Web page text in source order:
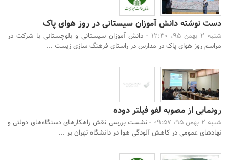
دست نوشته دانش آموزان سیستانی در روز هوای پاک
شنبه 2 بهمن 95، 12:30 -
دانش آموزان سیستانی و بلوچستانی با شرکت در
مراسم روز هوای پاک در مدارس در راستای فرهنگ سازی زیست ...
رونمایی از مصوبه لغو فیلتر دوده
شنبه 2 بهمن 95، 09:57 -
نشست بررسی نقش راهکارهای دستگاه‌های دولتی و
نهادهای عمومی در کاهش آلودگی هوا در دانشگاه تهران بر ...